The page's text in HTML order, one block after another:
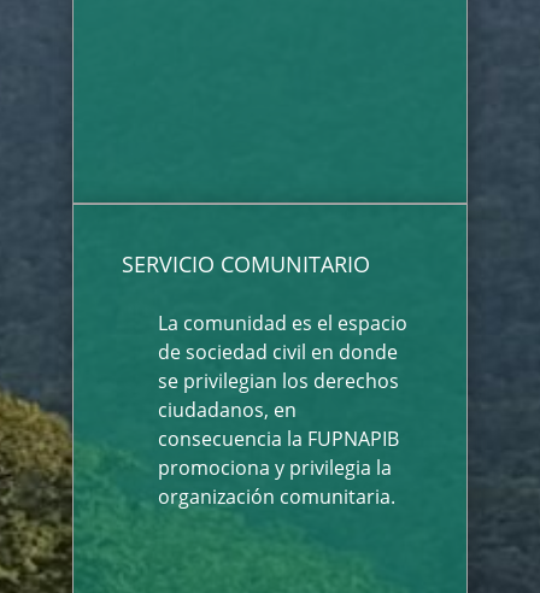
SERVICIO COMUNITARIO
La comunidad es el espacio
de sociedad civil en donde
se privilegian los derechos
ciudadanos, en
consecuencia la FUPNAPIB
promociona y privilegia la
organización comunitaria.